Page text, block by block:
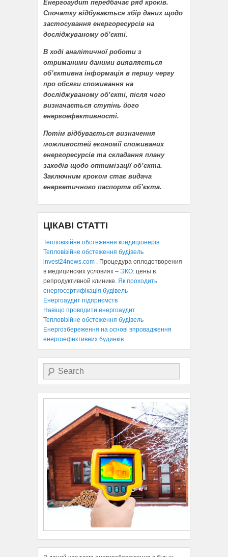
Енергоаудит передбачає ряд кроків.
Спочатку відбувається збір даних щодо
застосування енергоресурсів на
досліджуваному об’єкті.
В ході аналітичної роботи з
отриманими даними виявляється
об’єктивна інформація в першу чергу
про обсяги споживання на
досліджуваному об’єкті, після чого
визначається ступінь його
енергоефективності.
Потім відбувається визначення
можливостей економії споживаних
енергоресурсів та складання плану
заходів щодо оптимізації об’єкта.
Заключним кроком стає видача
енергетичного паспорта об’єкта.
ЦІКАВІ CТАТТІ
Тепловізійне обстеження кондиціонерів
Тепловізійне обстеження будівель
invest24news.com . Процедура оплодотворения
в медицинских условиях – ЭКО: цены в
репродуктивной клинике. Як проходить
енергосертифікація будівель
Енергоаудит підприємств
Навіщо проводити енергоаудит
Тепловізійне обстеження будівель
Енергозбереження на основі впровадження
енергоефективних будинків
Search